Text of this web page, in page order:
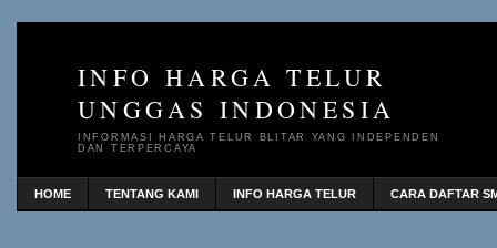
INFO HARGA TELUR
UNGGAS INDONESIA
INFORMASI HARGA TELUR BLITAR YANG INDEPENDEN
DAN TERPERCAYA
HOME TENTANG KAMI INFO HARGA TELUR CARA DAFTAR